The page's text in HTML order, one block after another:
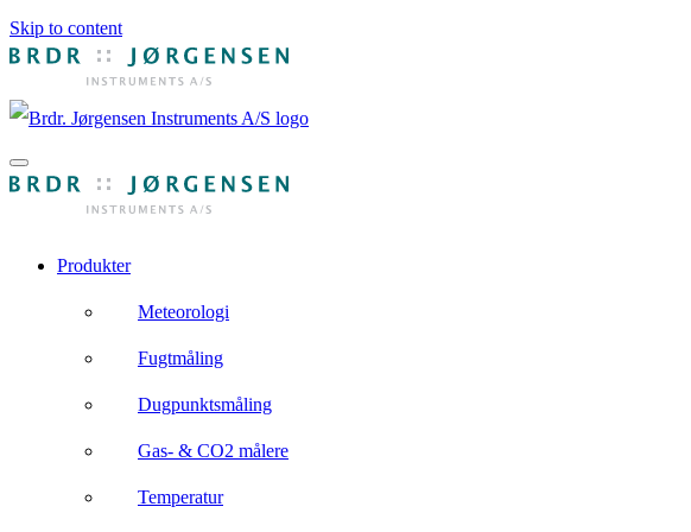
Skip to content
Produkter
Meteorologi
Fugtmåling
Dugpunktsmåling
Gas- & CO2 målere
Temperatur